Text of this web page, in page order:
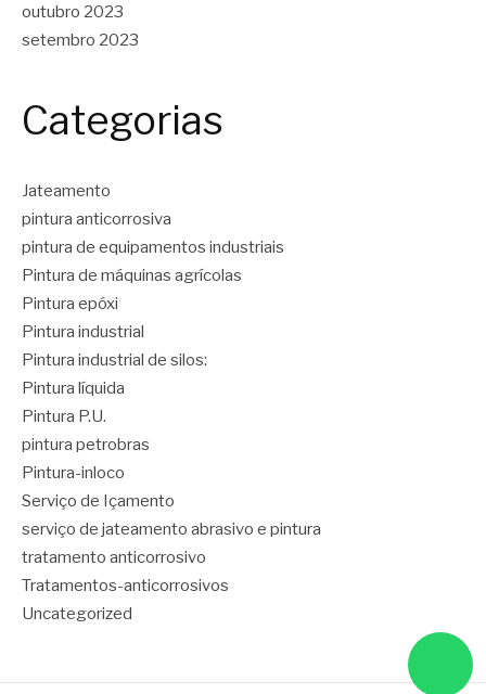
outubro 2023
setembro 2023
Categorias
Jateamento
pintura anticorrosiva
pintura de equipamentos industriais
Pintura de máquinas agrícolas
Pintura epóxi
Pintura industrial
Pintura industrial de silos:
Pintura líquida
Pintura P.U.
pintura petrobras
Pintura-inloco
Serviço de Içamento
serviço de jateamento abrasivo e pintura
tratamento anticorrosivo
Tratamentos-anticorrosivos
Uncategorized